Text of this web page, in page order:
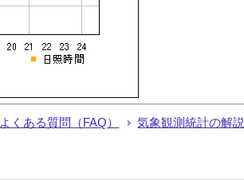
よくある質問（FAQ） 気象観測統計の解説